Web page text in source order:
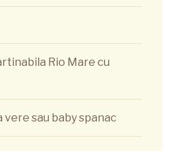
Rio Mare cu
vere sau baby spanac